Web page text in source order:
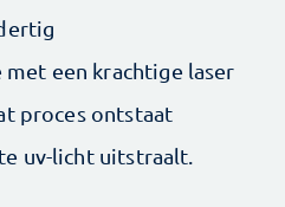
een krachtige laser
proces ontstaat
uv-licht uitstraalt.